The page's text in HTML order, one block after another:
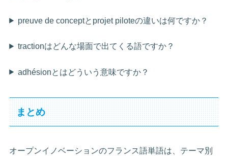
preuve de conceptとprojet piloteの違いは何ですか？
tractionはどんな場面で出てくる語ですか？
adhésionとはどういう意味ですか？
まとめ
オープンイノベーションのフランス語単語は、テーマ別